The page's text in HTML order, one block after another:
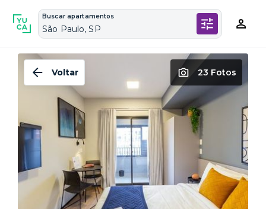
Buscar apartamentos
São Paulo, SP
Voltar 23 Fotos